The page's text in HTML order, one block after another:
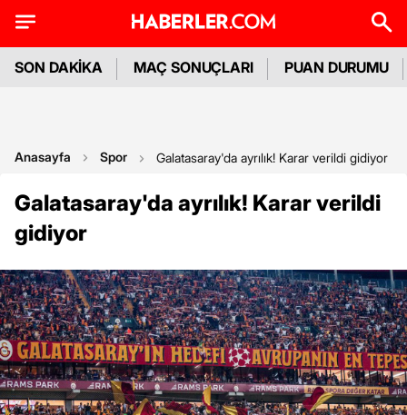
SON DAKİKA MAÇ SONUÇLARI PUAN DURUMU
Anasayfa Spor Galatasaray'da ayrılık! Karar verildi gidiyor
Galatasaray'da ayrılık! Karar verildi
gidiyor